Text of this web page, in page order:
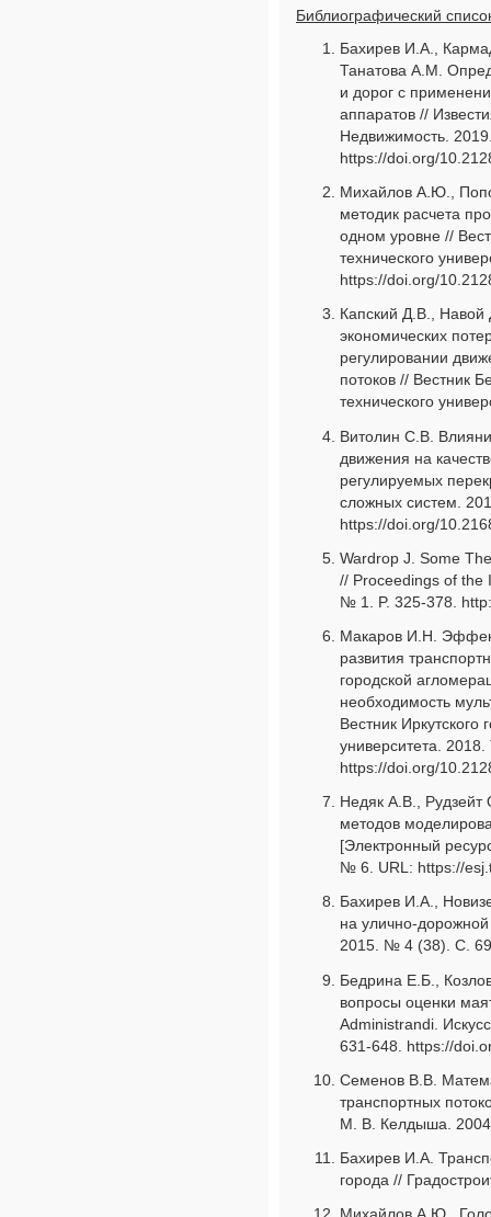
Библиографический
Бахирев И.А.,
Танатова А.М.
и дорог с
аппаратов //
Недвижимость.
https://doi.org/
Михайлов А.Ю.,
методик расчета
одном уровне //
технического
https://doi.org/
Капский Д.В.,
экономических
регулировании
потоков // Вестник
технического
Витолин С.В.
движения на
регулируемых
сложных систем.
https://doi.org/
Wardrop J. Some
// Proceedings of the
№ 1. P. 325-378.
Макаров И.Н.
развития
городской
необходимость
Вестник Иркутского
университета.
https://doi.org/
Недяк А.В.,
методов
[Электронный
№ 6. URL: https://
Бахирев И.А.,
на улично-дорожной
2015. № 4 (38). С.
Бедрина Е.Б.,
вопросы оценки
Administrandi.
631-648. https://
Семенов В.В.
транспортных
М. В. Келдыша.
Бахирев И.А.
города //